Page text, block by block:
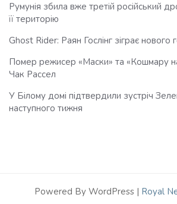
Румунія збила вже третій російський
її територію
Ghost Rider: Раян Гослінг зіграє
Помер режисер «Маски» та «Кошмару на
Чак Рассел
У Білому домі підтвердили зустріч
наступного тижня
Powered By WordPress | Royal